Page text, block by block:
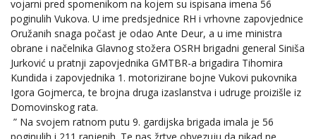
vojarni pred spomenikom na kojem su ispisana imena 56
poginulih Vukova. U ime predsjednice RH i vrhovne zapovjednice
Oružanih snaga počast je odao Ante Deur, a u ime ministra
obrane i načelnika Glavnog stožera OSRH brigadni general Siniša
Jurković u pratnji zapovjednika GMTBR-a brigadira Tihomira
Kundida i zapovjednika 1. motorizirane bojne Vukovi pukovnika
Igora Gojmerca, te brojna druga izaslanstva i udruge proizišle iz
Domovinskog rata.
” Na svojem ratnom putu 9. gardijska brigada imala je 56